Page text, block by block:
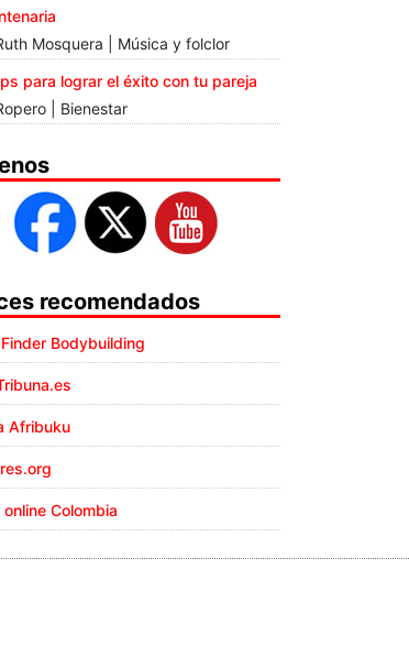
Mosquera | Música y folclor
para lograr el éxito con tu pareja
| Bienestar
recomendados
Bodybuilding
Afribuku
Colombia